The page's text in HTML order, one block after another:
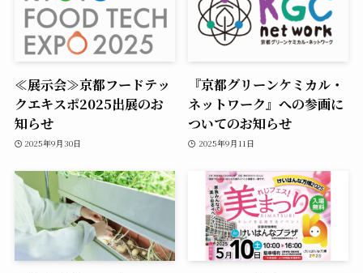
≪展示会≫京都フードテッ
クエキスポ2025出展のお
知らせ
2025年9月30日
『京都グリーンケミカル・
ネットワーク』への参画に
ついてのお知らせ
2025年9月11日